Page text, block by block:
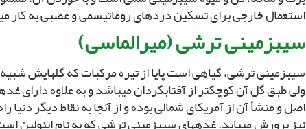
استعمال خارجى براى تسکین دردهاى روماتیسمى و عصبى به کار
سیب‏زمینى ترشى (میرالماسى)
سیب‏زمینى ترشى، گیاهى است پایا از تیره مرکبات که گل‏هایش
ولى طبق گل آن کوچک‏تر از آفتابگردان مى‏باشد و به علاوه داراى
اصل و منشأ آن از آمریکاى شمالى بوده و از آنجا به نقاط دیگر دنیا